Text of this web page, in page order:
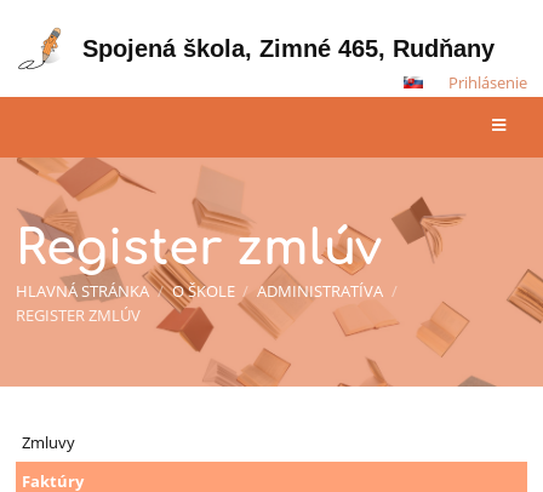
Spojená škola, Zimné 465, Rudňany
Prihlásenie
Register zmlúv
HLAVNÁ STRÁNKA / O ŠKOLE / ADMINISTRATÍVA /
REGISTER ZMLÚV
Register
zmlúv
Zmluvy
Faktúry